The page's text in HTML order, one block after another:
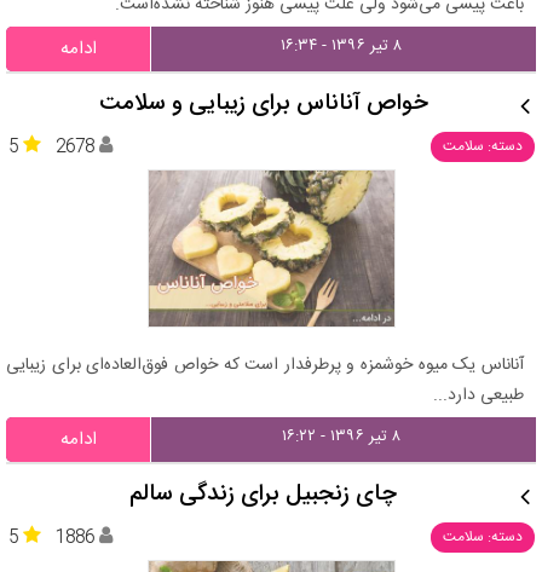
۸ تیر ۱۳۹۶ - ۱۶:۳۴ ادامه
خواص آناناس برای زیبایی و سلامت
دسته: سلامت 5 2678
آناناس یک میوه خوشمزه و پرطرفدار است که خواص فوق‌العاده‌ای برای زیبایی
طبیعی دارد...
۸ تیر ۱۳۹۶ - ۱۶:۲۲ ادامه
چای زنجبیل برای زندگی سالم
دسته: سلامت 5 1886